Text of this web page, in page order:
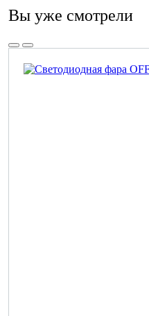
Вы уже смотрели